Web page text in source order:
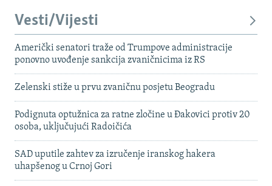
Vesti/Vijesti
Američki senatori traže od Trumpove administracije
ponovno uvođenje sankcija zvaničnicima iz RS
Zelenski stiže u prvu zvaničnu posjetu Beogradu
Podignuta optužnica za ratne zločine u Đakovici protiv 20
osoba, uključujući Radoičića
SAD uputile zahtev za izručenje iranskog hakera
uhapšenog u Crnoj Gori